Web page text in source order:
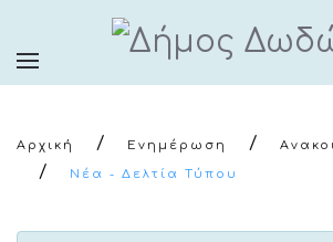
Αρχική Ενημέρωση
Νέα - Δελτία Τύπου